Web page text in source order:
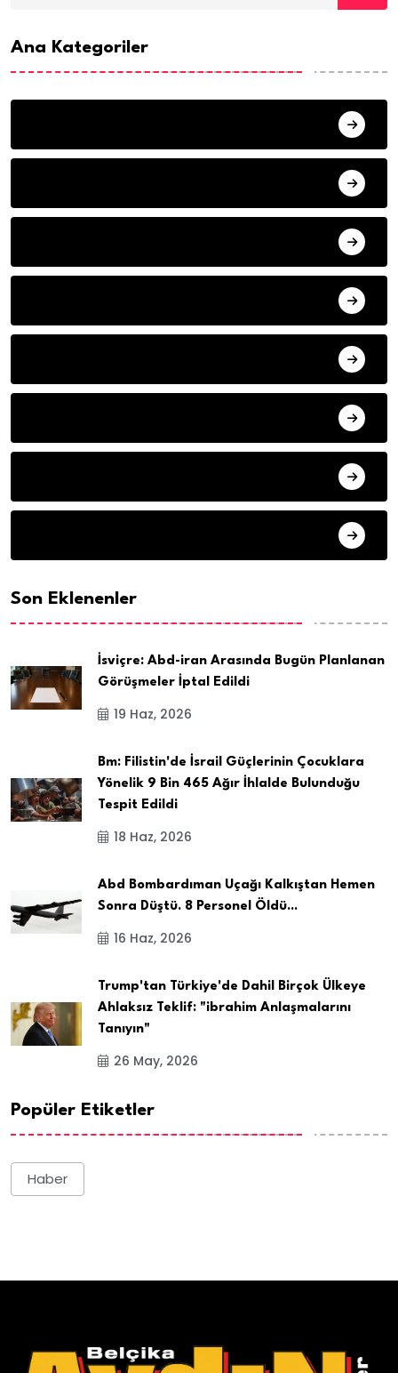
Ana Kategoriler
Son Eklenenler
İsviçre: Abd-iran Arasında Bugün Planlanan
Görüşmeler İptal Edildi
19 Haz, 2026
Bm: Filistin'de İsrail Güçlerinin Çocuklara
Yönelik 9 Bin 465 Ağır İhlalde Bulunduğu
Tespit Edildi
18 Haz, 2026
Abd Bombardıman Uçağı Kalkıştan Hemen
Sonra Düştü. 8 Personel Öldü...
16 Haz, 2026
Trump'tan Türkiye'de Dahil Birçok Ülkeye
Ahlaksız Teklif: "ibrahim Anlaşmalarını
Tanıyın"
26 May, 2026
Popüler Etiketler
Haber